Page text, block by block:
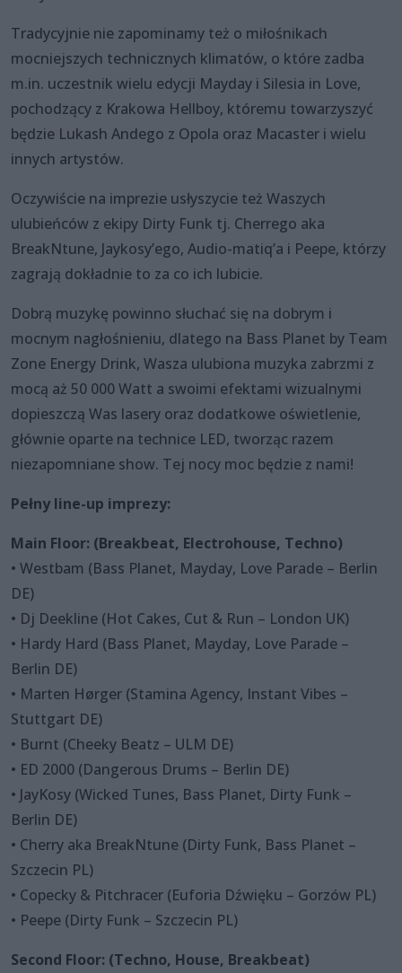
Tradycyjnie nie zapominamy też o miłośnikach
mocniejszych technicznych klimatów, o które zadba
m.in. uczestnik wielu edycji Mayday i Silesia in Love,
pochodzący z Krakowa Hellboy, któremu towarzyszyć
będzie Lukash Andego z Opola oraz Macaster i wielu
innych artystów.
Oczywiście na imprezie usłyszycie też Waszych
ulubieńców z ekipy Dirty Funk tj. Cherrego aka
BreakNtune, Jaykosy’ego, Audio-matiq’a i Peepe, którzy
zagrają dokładnie to za co ich lubicie.
Dobrą muzykę powinno słuchać się na dobrym i
mocnym nagłośnieniu, dlatego na Bass Planet by Team
Zone Energy Drink, Wasza ulubiona muzyka zabrzmi z
mocą aż 50 000 Watt a swoimi efektami wizualnymi
dopieszczą Was lasery oraz dodatkowe oświetlenie,
głównie oparte na technice LED, tworząc razem
niezapomniane show. Tej nocy moc będzie z nami!
Pełny line-up imprezy:
Main Floor: (Breakbeat, Electrohouse, Techno)
• Westbam (Bass Planet, Mayday, Love Parade – Berlin
DE)
• Dj Deekline (Hot Cakes, Cut & Run – London UK)
• Hardy Hard (Bass Planet, Mayday, Love Parade –
Berlin DE)
• Marten Hørger (Stamina Agency, Instant Vibes –
Stuttgart DE)
• Burnt (Cheeky Beatz – ULM DE)
• ED 2000 (Dangerous Drums – Berlin DE)
• JayKosy (Wicked Tunes, Bass Planet, Dirty Funk –
Berlin DE)
• Cherry aka BreakNtune (Dirty Funk, Bass Planet –
Szczecin PL)
• Copecky & Pitchracer (Euforia Dźwięku – Gorzów PL)
• Peepe (Dirty Funk – Szczecin PL)
Second Floor: (Techno, House, Breakbeat)